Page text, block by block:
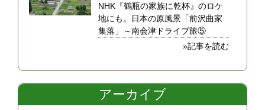
アーカイブ
NHK『鶴瓶の家族に乾杯』のロケ
地にも。日本の原風景「前沢曲家
集落」～南会津ドライブ旅⑤
»記事を読む